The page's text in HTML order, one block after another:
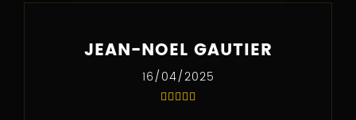
JEAN-NOEL GAUTIER
16/04/2025